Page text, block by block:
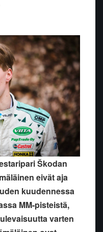
Škodan
eivät aja
kuudennessa
MM-pisteistä,
varten